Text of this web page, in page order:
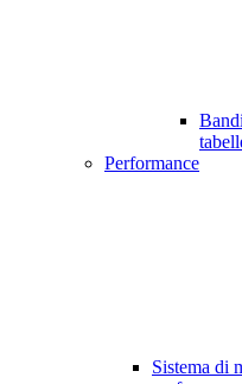
Performance
Sistema di